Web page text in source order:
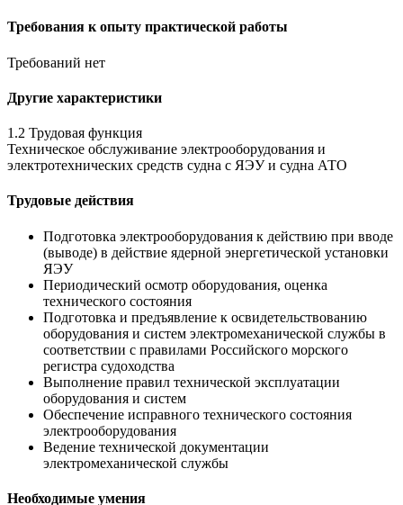
Требования к опыту практической работы
Требований нет
Другие характеристики
1.2 Трудовая функция
Техническое обслуживание электрооборудования и
электротехнических средств судна с ЯЭУ и судна АТО
Трудовые действия
Подготовка электрооборудования к действию при вводе
(выводе) в действие ядерной энергетической установки
ЯЭУ
Периодический осмотр оборудования, оценка
технического состояния
Подготовка и предъявление к освидетельствованию
оборудования и систем электромеханической службы в
соответствии с правилами Российского морского
регистра судоходства
Выполнение правил технической эксплуатации
оборудования и систем
Обеспечение исправного технического состояния
электрооборудования
Ведение технической документации
электромеханической службы
Необходимые умения